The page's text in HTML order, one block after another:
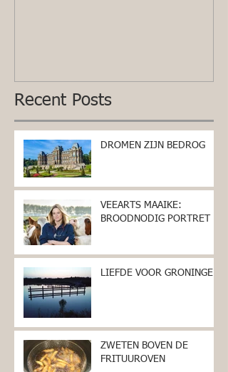
Recent Posts
DROMEN ZIJN BEDROG
VEEARTS MAAIKE:
BROODNODIG PORTRET
LIEFDE VOOR GRONINGEN
ZWETEN BOVEN DE
FRITUUROVEN